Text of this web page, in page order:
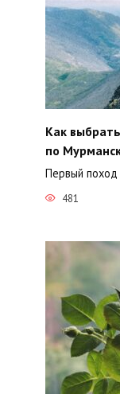
Как
по
Первый
481